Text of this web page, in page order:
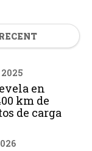
en
km de
de carga